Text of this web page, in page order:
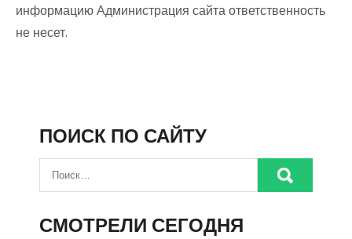
информацию Администрация сайта ответственность
не несет.
ПОИСК ПО САЙТУ
СМОТРЕЛИ СЕГОДНЯ